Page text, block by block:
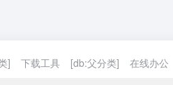
] 下载工具 [db:父分类] 在线办公